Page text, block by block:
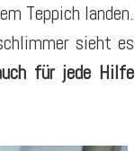
Teppich landen.
sieht es
für jede Hilfe